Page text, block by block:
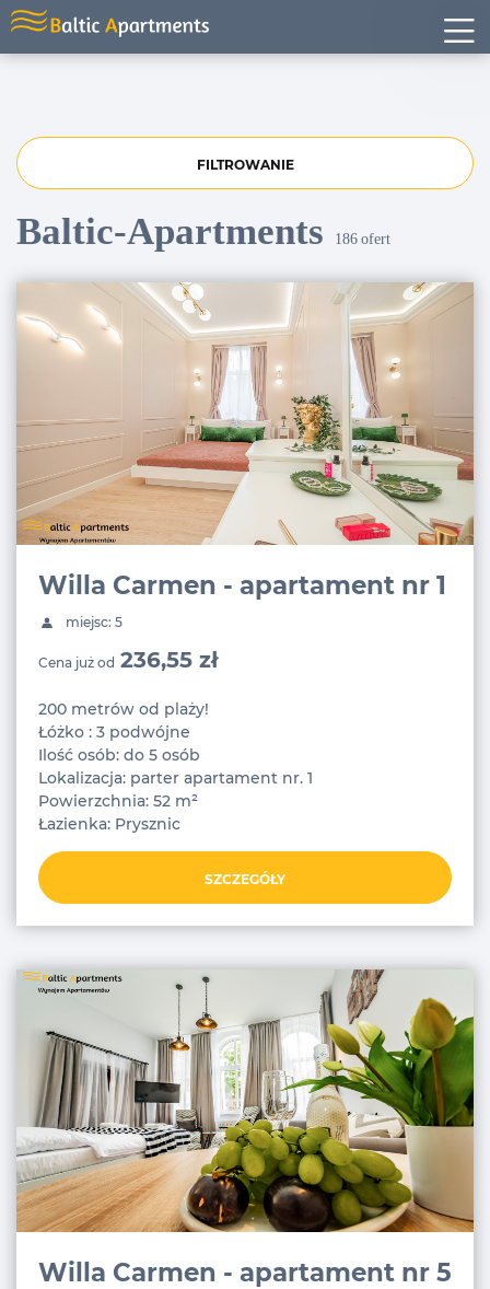
FILTROWANIE
Baltic-Apartments 186 ofert
Willa Carmen - apartament nr 1
miejsc: 5
Cena już od 236,55 zł
200 metrów od plaży!
Łóżko : 3 podwójne
Ilość osób: do 5 osób
Lokalizacja: parter apartament nr. 1
Powierzchnia: 52 m²
Łazienka: Prysznic
SZCZEGÓŁY
Willa Carmen - apartament nr 5